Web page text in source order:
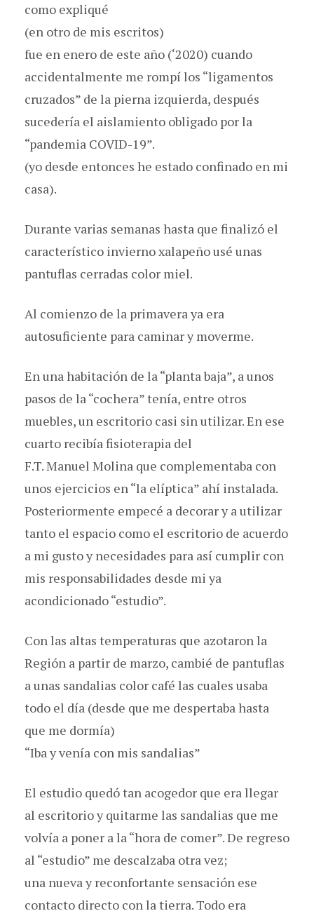
como expliqué
(en otro de mis escritos)
fue en enero de este año (‘2020) cuando
accidentalmente me rompí los “ligamentos
cruzados” de la pierna izquierda, después
sucedería el aislamiento obligado por la
“pandemia COVID-19”.
(yo desde entonces he estado confinado en mi
casa).
Durante varias semanas hasta que finalizó el
característico invierno xalapeño usé unas
pantuflas cerradas color miel.
Al comienzo de la primavera ya era
autosuficiente para caminar y moverme.
En una habitación de la “planta baja”, a unos
pasos de la “cochera” tenía, entre otros
muebles, un escritorio casi sin utilizar. En ese
cuarto recibía fisioterapia del
F.T. Manuel Molina que complementaba con
unos ejercicios en “la elíptica” ahí instalada.
Posteriormente empecé a decorar y a utilizar
tanto el espacio como el escritorio de acuerdo
a mi gusto y necesidades para así cumplir con
mis responsabilidades desde mi ya
acondicionado “estudio”.
Con las altas temperaturas que azotaron la
Región a partir de marzo, cambié de pantuflas
a unas sandalias color café las cuales usaba
todo el día (desde que me despertaba hasta
que me dormía)
“Iba y venía con mis sandalias”
El estudio quedó tan acogedor que era llegar
al escritorio y quitarme las sandalias que me
volvía a poner a la “hora de comer”. De regreso
al “estudio” me descalzaba otra vez;
una nueva y reconfortante sensación ese
contacto directo con la tierra. Todo era